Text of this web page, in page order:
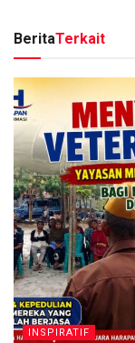
BeritaTerkait
INSPIRATIF